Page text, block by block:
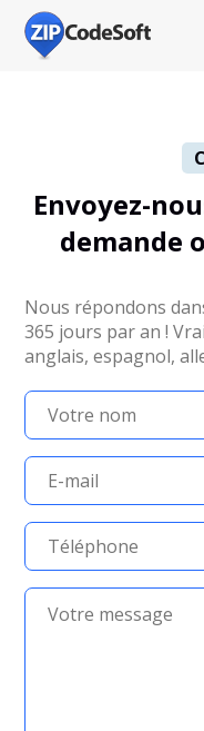
Envoyez-
demande
Nous répondons
365 jours par an !
anglais, espagnol,